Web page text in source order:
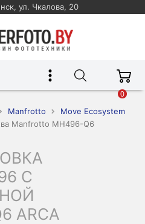
ул. Чкалова, 20
0
Manfrotto
Move Ecosystem
Manfrotto MH496-Q6
С
ARCA